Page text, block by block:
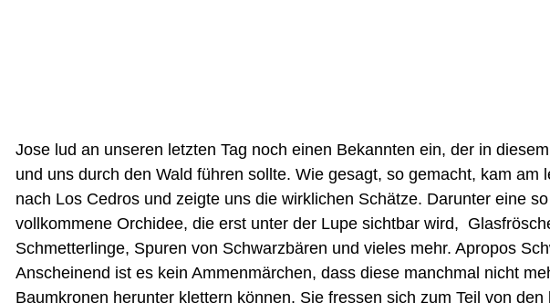
Jose lud an unseren letzten Tag noch einen Bekannten ein, der in
und uns durch den Wald führen sollte. Wie gesagt, so gemacht, kam am
nach Los Cedros und zeigte uns die wirklichen Schätze. Darunter eine
vollkommene Orchidee, die erst unter der Lupe sichtbar wird,
Schmetterlinge, Spuren von Schwarzbären und vieles mehr. Apropos
Anscheinend ist es kein Ammenmärchen, dass diese manchmal nicht
Baumkronen herunter klettern können. Sie fressen sich zum Teil von den